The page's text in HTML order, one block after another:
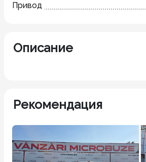
Привод
Описание
Рекомендация